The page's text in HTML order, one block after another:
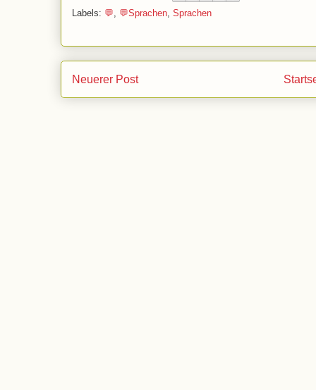
Labels: 💬 💬Sprachen Sprachen
Neuerer Post